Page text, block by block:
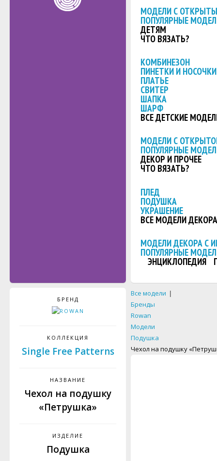
МОДЕЛИ С
ПОПУЛЯРНЫЕ
ДЕТЯМ
ЧТО ВЯЗАТЬ?
КОМБИНЕЗОН
ПИНЕТКИ И НОСОЧКИ
ПЛАТЬЕ
СВИТЕР
ШАПКА
ШАРФ
ВСЕ ДЕТСКИЕ
МОДЕЛИ С
ПОПУЛЯРНЫЕ
ДЕКОР И ПРОЧЕЕ
ЧТО ВЯЗАТЬ?
ПЛЕД
ПОДУШКА
УКРАШЕНИЕ
ВСЕ МОДЕЛИ ДЕКОРА
МОДЕЛИ ДЕКОРА С
ПОПУЛЯРНЫЕ
ЭНЦИКЛОПЕДИЯ
БРЕНД
КОЛЛЕКЦИЯ
Single Free Patterns
НАЗВАНИЕ
Чехол на подушку
«Петрушка»
ИЗДЕЛИЕ
Подушка
Все модели |
Бренды
Rowan
Модели
Подушка
Чехол на подушку